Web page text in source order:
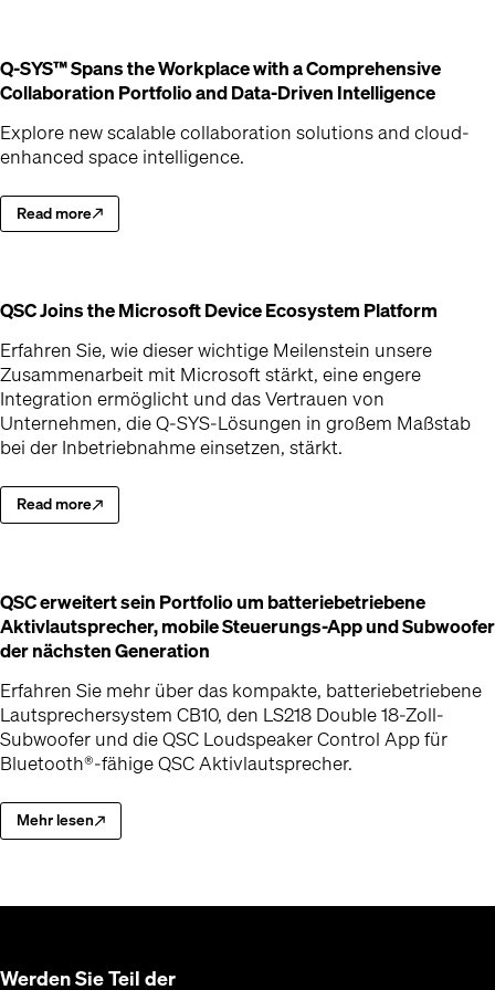
Q-SYS™ Spans the Workplace with a Comprehensive
Collaboration Portfolio and Data-Driven Intelligence
Explore new scalable collaboration solutions and cloud-
enhanced space intelligence.
Read more
Explore new scalable collaboration solutions and cloud-enhanced
(Opens in new window)
QSC Joins the Microsoft Device Ecosystem Platform
Erfahren Sie, wie dieser wichtige Meilenstein unsere
Zusammenarbeit mit Microsoft stärkt, eine engere
Integration ermöglicht und das Vertrauen von
Unternehmen, die Q-SYS-Lösungen in großem Maßstab
bei der Inbetriebnahme einsetzen, stärkt.
Read more
Learn how this significant milestone strengthens our collaboration
(Opens in new window)
QSC erweitert sein Portfolio um batteriebetriebene
Aktivlautsprecher, mobile Steuerungs-App und Subwoofer
der nächsten Generation
Erfahren Sie mehr über das kompakte, batteriebetriebene
Lautsprechersystem CB10, den LS218 Double 18-Zoll-
Subwoofer und die QSC Loudspeaker Control App für
Bluetooth®-fähige QSC Aktivlautsprecher.
Mehr lesen
Mehr über das kompakte, batteriebetriebene Lautsprechersystem
(Öffnet in einem neuen Fenster)
Werden Sie Teil der